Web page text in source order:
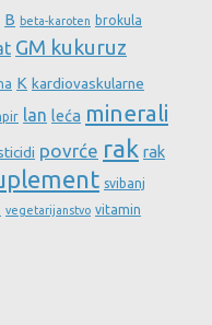
B beta-karoten brokula
GM kukuruz
K kardiovaskularne
lan leća minerali
povrće rak rak
svibanj
vegetarijanstvo vitamin